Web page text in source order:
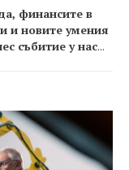
финансите в
и новите умения
събитие у нас...